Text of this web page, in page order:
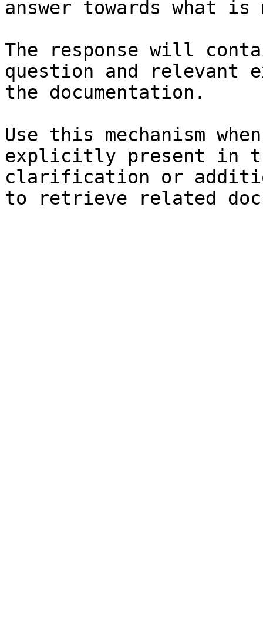
answer towards what
The response will
question and relevant
the documentation.
Use this mechanism
explicitly present in
clarification or